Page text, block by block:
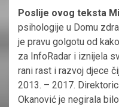
Poslije ovog teksta
psihologije u Domu
je pravu golgotu od
za InfoRadar i iznijela
rani rast i razvoj djece
2013. – 2017.
Okanović je negirala